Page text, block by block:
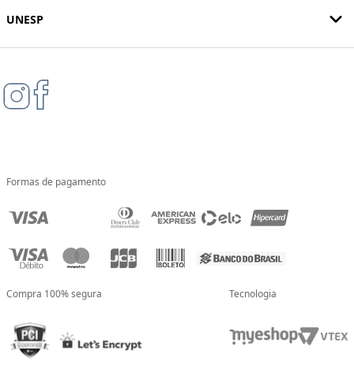
UNESP
Formas de pagamento
Compra 100% segura Tecnologia